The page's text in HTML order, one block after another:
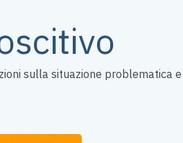
sulla situazione problematica